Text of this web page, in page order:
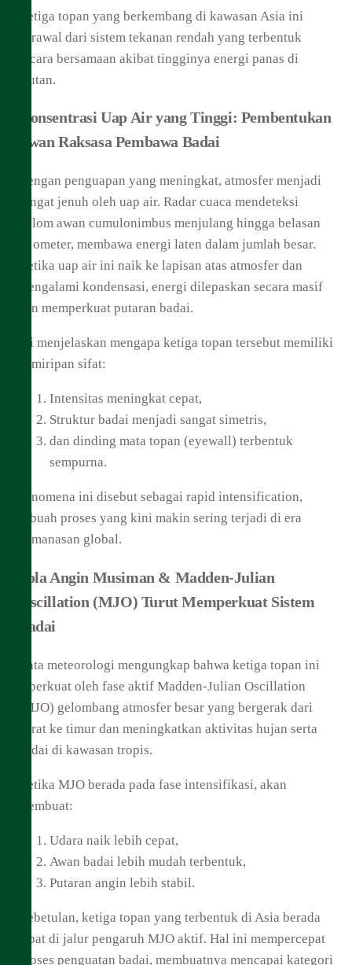
Ketiga topan yang berkembang di kawasan Asia ini
berawal dari sistem tekanan rendah yang terbentuk
secara bersamaan akibat tingginya energi panas di
lautan.
Konsentrasi Uap Air yang Tinggi: Pembentukan
Awan Raksasa Pembawa Badai
Dengan penguapan yang meningkat, atmosfer menjadi
sangat jenuh oleh uap air. Radar cuaca mendeteksi
kolom awan cumulonimbus menjulang hingga belasan
kilometer, membawa energi laten dalam jumlah besar.
Ketika uap air ini naik ke lapisan atas atmosfer dan
mengalami kondensasi, energi dilepaskan secara masif
dan memperkuat putaran badai.
Ini menjelaskan mengapa ketiga topan tersebut memiliki
kemiripan sifat:
Intensitas meningkat cepat,
Struktur badai menjadi sangat simetris,
dan dinding mata topan (eyewall) terbentuk
sempurna.
Fenomena ini disebut sebagai rapid intensification,
sebuah proses yang kini makin sering terjadi di era
pemanasan global.
Pola Angin Musiman & Madden-Julian
Oscillation (MJO) Turut Memperkuat Sistem
Badai
Data meteorologi mengungkap bahwa ketiga topan ini
diperkuat oleh fase aktif Madden-Julian Oscillation
(MJO) gelombang atmosfer besar yang bergerak dari
barat ke timur dan meningkatkan aktivitas hujan serta
badai di kawasan tropis.
Ketika MJO berada pada fase intensifikasi, akan
membuat:
Udara naik lebih cepat,
Awan badai lebih mudah terbentuk,
Putaran angin lebih stabil.
Kebetulan, ketiga topan yang terbentuk di Asia berada
tepat di jalur pengaruh MJO aktif. Hal ini mempercepat
proses penguatan badai, membuatnya mencapai kategori